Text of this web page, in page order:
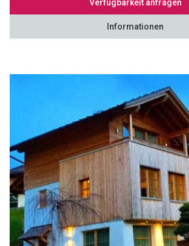
Verfügbarkeit anfragen
Informationen